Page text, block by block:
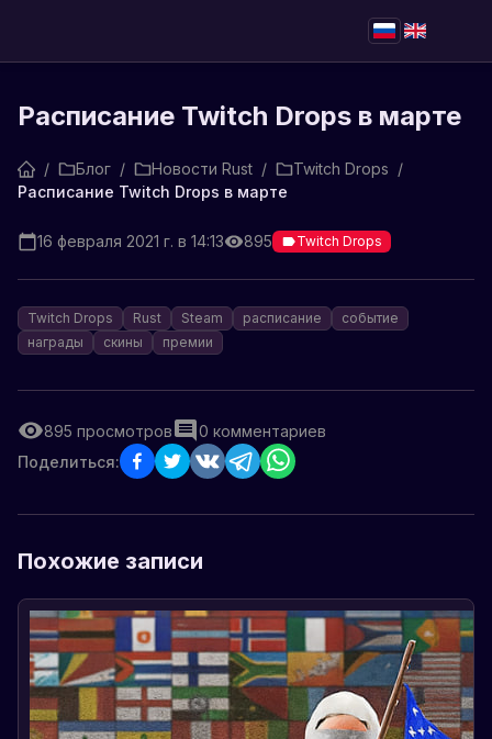
Расписание Twitch Drops в марте
/ Блог / Новости Rust / Twitch Drops /
Расписание Twitch Drops в марте
16 февраля 2021 г. в 14:13 895 Twitch Drops
Twitch Drops Rust Steam расписание
событие
награды
скины премии
895 просмотров 0 комментариев
Поделиться:
Похожие записи